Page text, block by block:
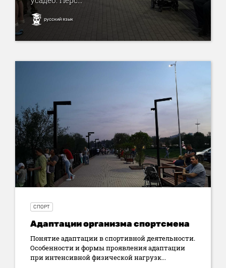
русский язык
СПОРТ
Адаптации организма спортсмена
Понятие адаптации в спортивной деятельности.
Особенности и формы проявления адаптации
при интенсивной физической нагрузк...